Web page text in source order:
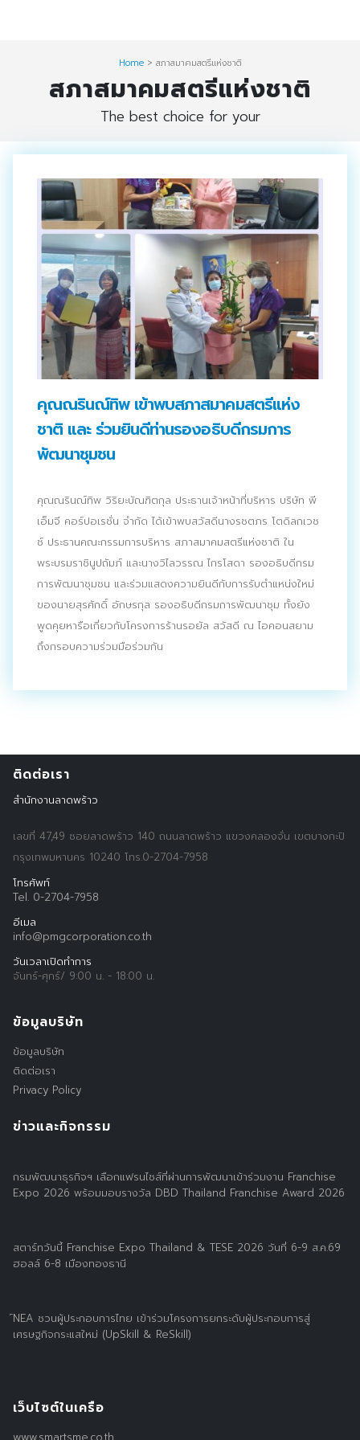
Media Solution
Trading & E-Commerce Solution
ข้อมูลบริษัท
จัดงานแสดงสินค้าและอีเว้นท์ต่าง ๆ
ติดต่อเรา
บริการของเรา
ประชาสัมพันธ์ผ่านสื่อออฟไลน์และสื่อออนไลน์
ผลงานของเรา
ผลิตสิ่งพิมพ์และที่เกี่ยวข้อง
หน้าแรก
อบรมสัมมนาออฟไลน์และออนไลน์
Search
for:
Home> สภาสมาคมสตรีแห่งชาติ
สภาสมาคมสตรีแห่งชาติ
The best choice for your
คุณณรินณ์ทิพ เข้าพบสภาสมาคมสตรีแห่ง
ชาติ และ ร่วมยินดีท่านรองอธิบดีกรมการ
พัฒนาชุมชน
คุณณรินณ์ทิพ วิริยะบัณฑิตกุล ประธานเจ้าหน้าที่บริหาร บริษัท พี
เอ็มจี คอร์ปอเรชั่น จำกัด ได้เข้าพบสวัสดีนางรชตภร โตดิลกเวช
ช์ ประธานคณะกรรมการบริหาร สภาสมาคมสตรีแห่งชาติ ใน
พระบรมราชินูปถัมภ์ และนางวิไลวรรณ ไกรโสดา รองอธิบดีกรม
การพัฒนาชุมชน และร่วมแสดงความยินดีกับการรับตำแหน่งใหม่
ของนายสุรศักดิ์ อักษรกุล รองอธิบดีกรมการพัฒนาชุม ทั้งยัง
พูดคุยหารือเกี่ยวกับโครงการร้านรอยัล สวัสดี ณ ไอคอนสยาม
ถึงกรอบความร่วมมือร่วมกัน
ติดต่อเรา
สำนักงานลาดพร้าว
เลขที่ 47,49 ซอยลาดพร้าว 140 ถนนลาดพร้าว แขวงคลองจั่น เขตบางกะปิ
กรุงเทพมหานคร 10240 โทร.0-2704-7958
โทรศัพท์
Tel. 0-2704-7958
อีเมล
info@pmgcorporation.co.th
วันเวลาเปิดทำการ
จันทร์-ศุกร์/ 9:00 น. - 18:00 น.
ข้อมูลบริษัท
ข้อมูลบริษัท
ติดต่อเรา
Privacy Policy
ข่าวและกิจกรรม
กรมพัฒนาธุรกิจฯ เลือกแฟรนไชส์ที่ผ่านการพัฒนาเข้าร่วมงาน Franchise
Expo 2026 พร้อมมอบรางวัล DBD Thailand Franchise Award 2026
สตาร์ทวันนี้ Franchise Expo Thailand & TESE 2026 วันที่ 6-9 ส.ค.69
ฮอลล์ 6-8 เมืองทองธานี
์NEA ชวนผู้ประกอบการไทย เข้าร่วมโครงการยกระดับผู้ประกอบการสู่
เศรษฐกิจกระแสใหม่ (UpSkill & ReSkill)
เว็บไซต์ในเครือ